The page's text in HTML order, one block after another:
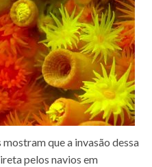
que a invasão dessa
pelos navios em